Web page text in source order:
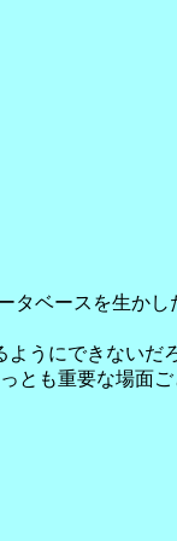
ベースを生か
うにできないだ
とも重要な場面